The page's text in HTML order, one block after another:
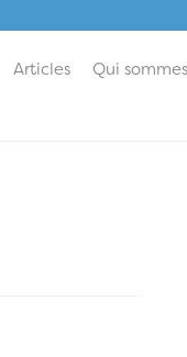
Articles Qui